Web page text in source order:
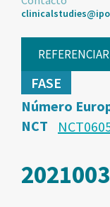
FASE
Número
NCT